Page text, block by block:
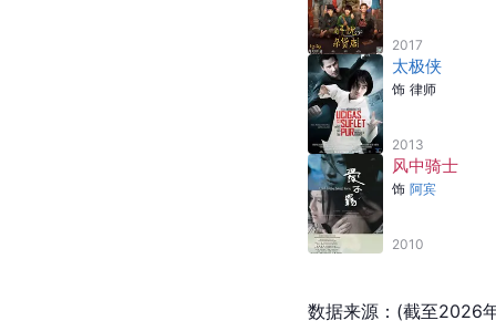
2017
太极侠
饰 律师
2013
风中骑士
饰 阿宾
2010
数据来源：(截至2026